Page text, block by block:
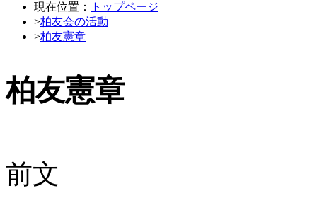
現在位置：
トップページ
>柏友会の活動
>柏友憲章
柏友憲章
前文